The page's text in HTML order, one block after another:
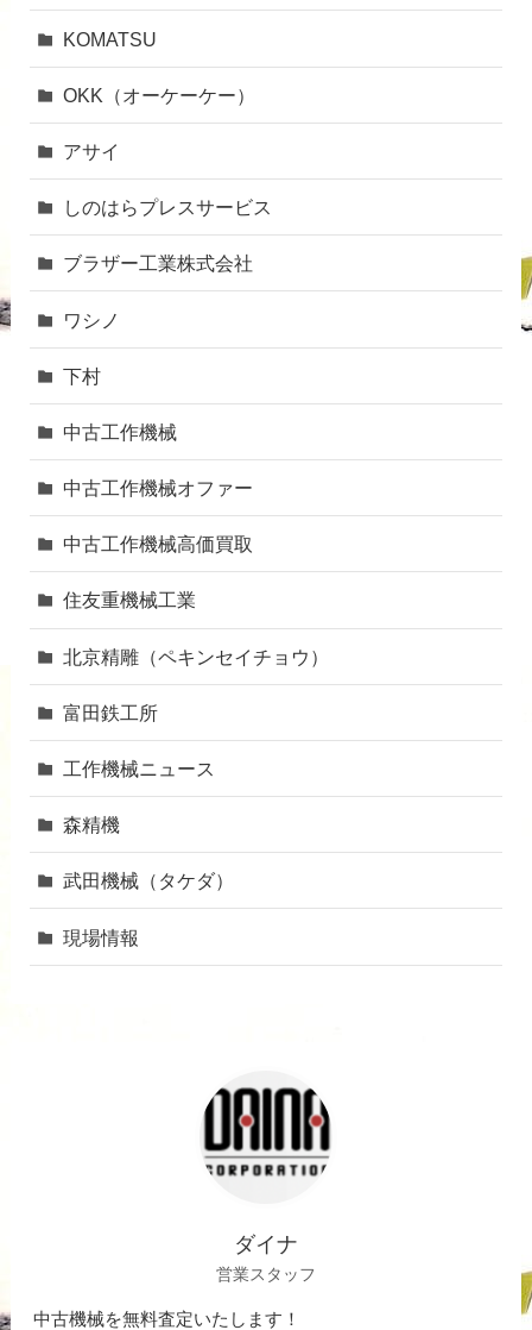
KOMATSU
OKK（オーケーケー）
アサイ
しのはらプレスサービス
ブラザー工業株式会社
ワシノ
下村
中古工作機械
中古工作機械オファー
中古工作機械高価買取
住友重機械工業
北京精雕（ペキンセイチョウ）
富田鉄工所
工作機械ニュース
森精機
武田機械（タケダ）
現場情報
ダイナ
営業スタッフ
中古機械を無料査定いたします！